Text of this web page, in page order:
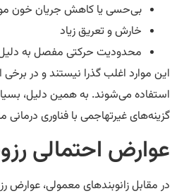
بی‌حسی یا کاهش جریان خون
خارش و تعریق زیاد
محدودیت حرکتی مفصل به دلیل
موارد اغلب گذرا نیستند و در برخی
می‌شوند. به همین دلیل، بسیاری از
غیرتهاجمی با فناوری درمانی
احتمالی
مقابل زانوبندهای معمولی، عوارض